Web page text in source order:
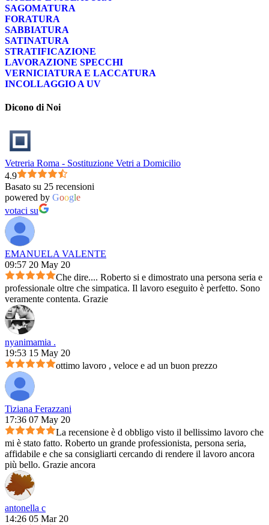
SAGOMATURA
FORATURA
SABBIATURA
SATINATURA
STRATIFICAZIONE
LAVORAZIONE SPECCHI
VERNICIATURA E LACCATURA
INCOLLAGGIO A UV
Dicono di Noi
Vetreria Roma - Sostituzione Vetri a Domicilio
4.9
Basato su 25 recensioni
powered by Google
votaci su
EMANUELA VALENTE
09:57 20 May 20
Che dire.... Roberto si e dimostrato una persona seria e
professionale oltre che simpatica. Il lavoro eseguito è perfetto. Sono
veramente contenta. Grazie
nyanimamia .
19:53 15 May 20
ottimo lavoro , veloce e ad un buon prezzo
Tiziana Ferazzani
17:36 07 May 20
La recensione è d obbligo visto il bellissimo lavoro che
mi è stato fatto. Roberto un grande professionista, persona seria,
affidabile e che sa consigliarti cercando di rendere il lavoro ancora
più bello. Grazie ancora
antonella c
14:26 05 Mar 20